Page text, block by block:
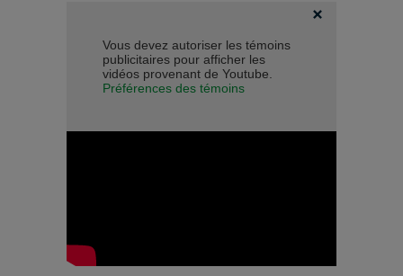
Vous devez autoriser les témoins
publicitaires pour afficher les
vidéos provenant de Youtube.
Préférences des témoins